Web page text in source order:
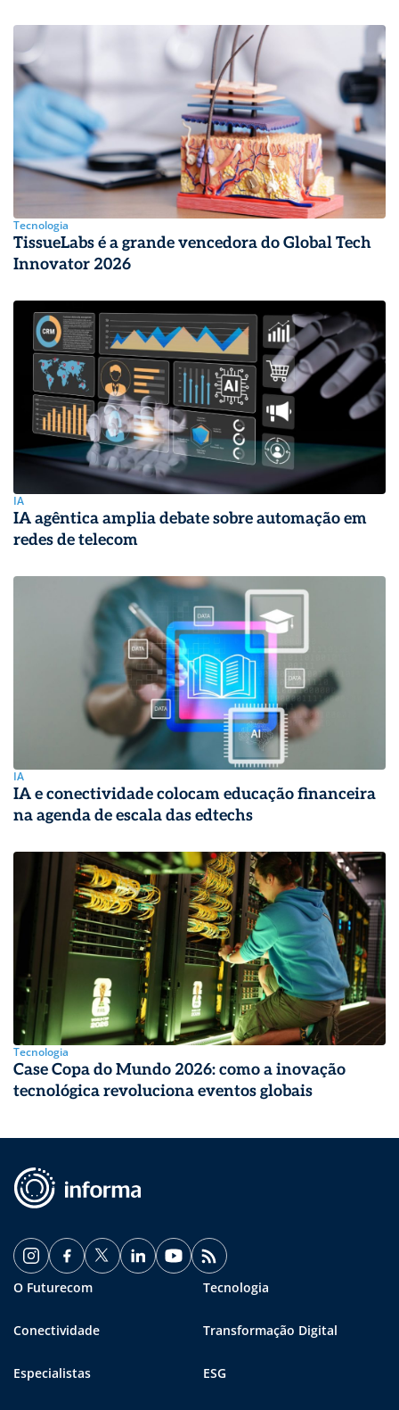
Tecnologia
TissueLabs é a grande vencedora do Global Tech
Innovator 2026
IA
IA agêntica amplia debate sobre automação em
redes de telecom
IA
IA e conectividade colocam educação financeira
na agenda de escala das edtechs
Tecnologia
Case Copa do Mundo 2026: como a inovação
tecnológica revoluciona eventos globais
O Futurecom Tecnologia
Conectividade Transformação Digital
Especialistas ESG